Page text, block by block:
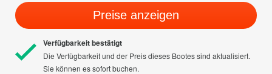
Preise anzeigen
Verfügbarkeit bestätigt
Die Verfügbarkeit und der Preis dieses Bootes sind aktualisiert.
Sie können es sofort buchen.